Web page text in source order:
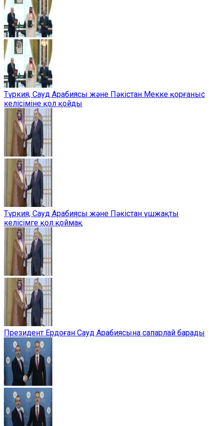
Түркия, Сауд Арабиясы және Пәкістан Мекке қорғаныс
келісіміне қол қойды
Түркия, Сауд Арабиясы және Пәкістан үшжақты
келісімге қол қоймақ
Президент Ердоған Сауд Арабиясына сапарлай барады